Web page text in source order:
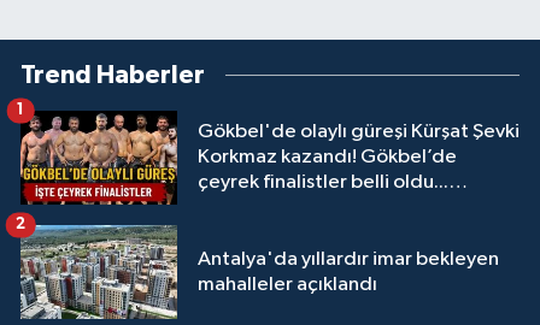
Trend Haberler
Gökbel'de olaylı güreşi Kürşat Şevki
Korkmaz kazandı! Gökbel’de
çeyrek finalistler belli oldu...
1
Antalya'da yıllardır imar bekleyen
mahalleler açıklandı
2